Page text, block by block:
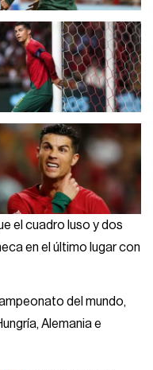
el cuadro luso y dos
en el último lugar con
del mundo,
Alemania e